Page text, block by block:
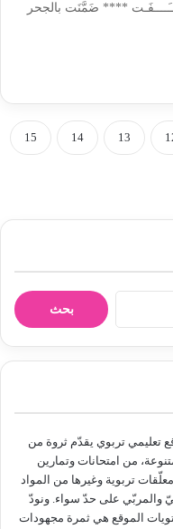
**** ضَمَّنَت بالجحر
13
14
15
ن
تعليمي تربوي يقدّم ثروة من
من امتحانات وتمارين
تربوية وغيرها من المواد
والمربّي على حدّ سواء. ونودّ
الموقع هي ثمرة مجهودات